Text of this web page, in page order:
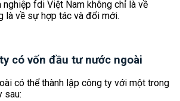
fdi Việt Nam không chỉ là về
là về sự hợp tác và đổi mới.
có vốn đầu tư nước ngoài
có thể thành lập công ty với một trong
sau: